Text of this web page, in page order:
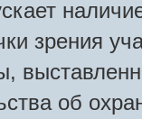
зрения
об